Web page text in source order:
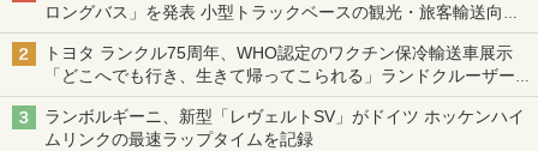
ロングバス」を発表 小型トラックベースの観光・旅客輸送向け
バス
トヨタ ランクル75周年、WHO認定のワクチン保冷輸送車展示
「どこへでも行き、生きて帰ってこられる」ランドクルーザーで
命をつなぐ
ランボルギーニ、新型「レヴェルトSV」がドイツ ホッケンハイ
ムリンクの最速ラップタイムを記録